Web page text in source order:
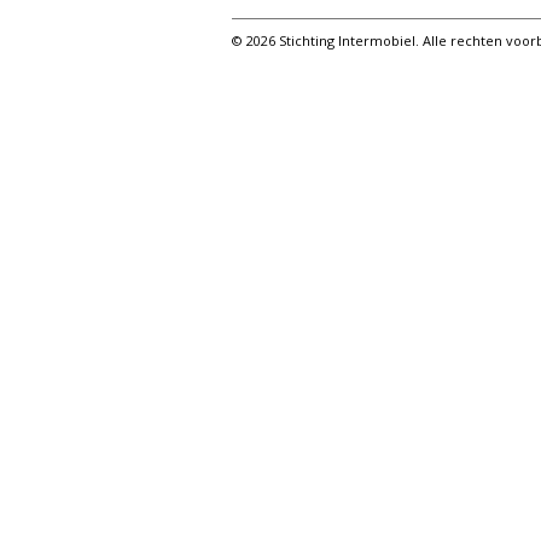
© 2026 Stichting Intermobiel. Alle rechten